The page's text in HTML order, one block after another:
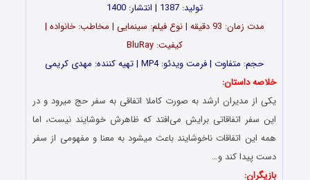
تولید: 1387 | انتشار: 1400
مدت زمان: 93 دقیقه | نوع فیلم: سینمایی | مخاطب: خانواده |
کیفیت: BluRay
حجم: متفاوت | فرمت ویدئو: MP4 | تهیه کننده: مهدی کریمی
خلاصه داستان:
یکی از مدیران ارشد به صورت کاملا اتفاقی به سفر حج میرود و در
این سفر اتفاقاتی برایش می‌افتد که ظاهرش خوشایند نیست، اما
همه این اتفاقات ناخوشایند باعث میشود به معنا و مفهومی از سفر
دست پیدا کند و…
بازیگران: